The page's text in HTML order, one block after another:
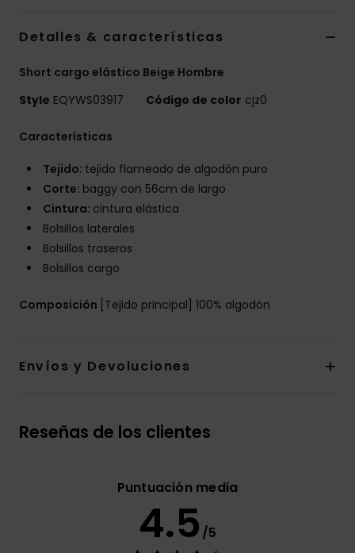
Detalles & características
Short cargo elástico Beige Hombre
Style EQYWS03917 Código de color cjz0
Características
Tejido: tejido flameado de algodón puro
Corte: baggy con 56cm de largo
Cintura: cintura elástica
Bolsillos laterales
Bolsillos traseros
Bolsillos cargo
Composición [Tejido principal] 100% algodón
Envíos y Devoluciones
Reseñas de los clientes
Puntuación media
4.5 /5